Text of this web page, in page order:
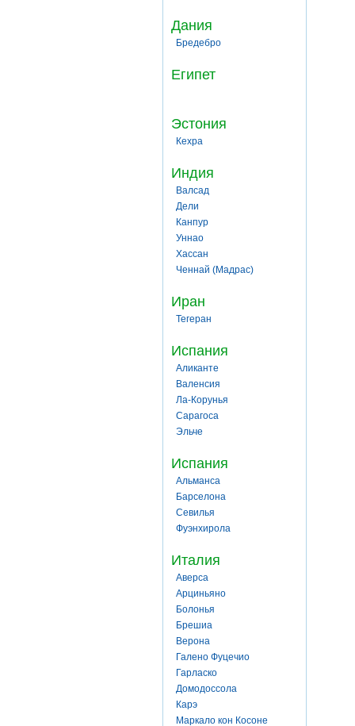
Дания
Бредебро
Египет
Эстония
Кехра
Индия
Валсад
Дели
Канпур
Уннао
Хассан
Ченнай (Мадрас)
Иран
Тегеран
Испания
Аликанте
Валенсия
Ла-Корунья
Сарагоса
Эльче
Испания
Альманса
Барселона
Севилья
Фуэнхирола
Италия
Аверса
Арциньяно
Болонья
Брешиа
Верона
Галено Фуцечио
Гарласко
Домодоссола
Карэ
Маркало кон Косоне